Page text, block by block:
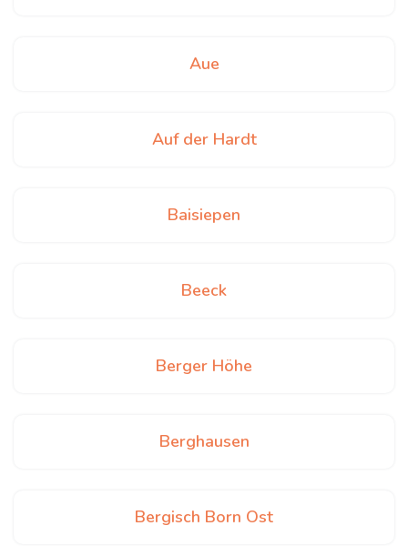
Aue
Auf der Hardt
Baisiepen
Beeck
Berger Höhe
Berghausen
Bergisch Born Ost